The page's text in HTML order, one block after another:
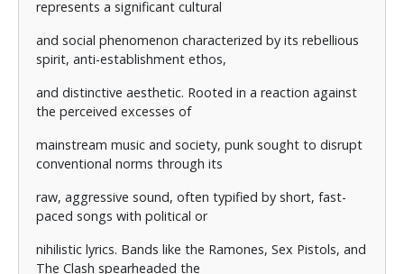
μόνο μορφή ψυχαγωγίας αλλά
Κεντρικό στοιχείο της ιδεολογίας του Πανκ, είναι το
οποίο ενθαρρύνει τα άτομα να παράγουν και να
μόδα και τέχνη ανεξάρτητα από τα παραδοσιακά
represents a significant cultural
and social phenomenon characterized by its rebellious
spirit, anti-establishment ethos,
and distinctive aesthetic. Rooted in a reaction against
the perceived excesses of
mainstream music and society, punk sought to disrupt
conventional norms through its
raw, aggressive sound, often typified by short, fast-
paced songs with political or
nihilistic lyrics. Bands like the Ramones, Sex Pistols, and
The Clash spearheaded the